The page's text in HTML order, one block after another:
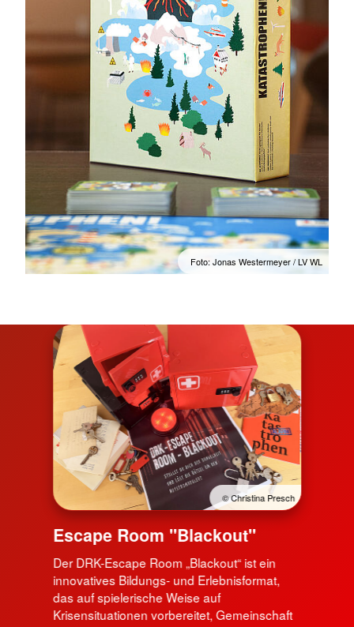
Foto: Jonas Westermeyer / LV WL
© Christina Presch
Escape Room "Blackout"
Der DRK-Escape Room „Blackout“ ist ein
innovatives Bildungs- und Erlebnisformat,
das auf spielerische Weise auf
Krisensituationen vorbereitet, Gemeinschaft